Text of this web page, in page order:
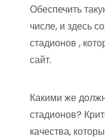
Обеспечить
числе, и здесь
стадионов ,
сайт.
Какими же
стадионов?
качества,